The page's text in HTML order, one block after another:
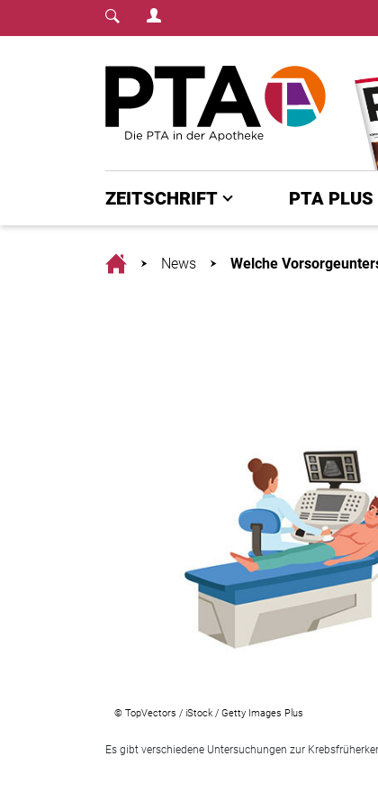
Login Menu
ZEITSCHRIFT PTA PLUS
HomeNews Welche
© TopVectors / iStock / Getty Images Plus
Es gibt verschiedene Untersuchungen zur